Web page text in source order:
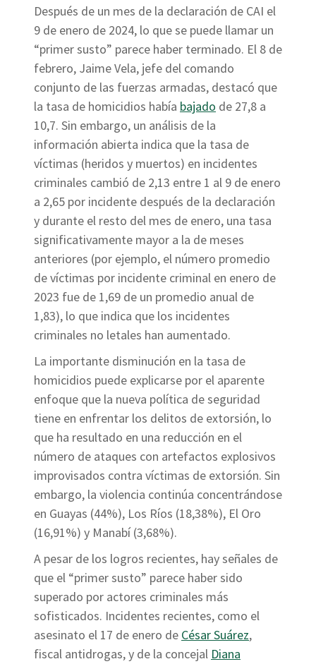
Después de un mes de la declaración de CAI el
9 de enero de 2024, lo que se puede llamar un
“primer susto” parece haber terminado. El 8 de
febrero, Jaime Vela, jefe del comando
conjunto de las fuerzas armadas, destacó que
la tasa de homicidios había bajado de 27,8 a
10,7. Sin embargo, un análisis de la
información abierta indica que la tasa de
víctimas (heridos y muertos) en incidentes
criminales cambió de 2,13 entre 1 al 9 de enero
a 2,65 por incidente después de la declaración
y durante el resto del mes de enero, una tasa
significativamente mayor a la de meses
anteriores (por ejemplo, el número promedio
de víctimas por incidente criminal en enero de
2023 fue de 1,69 de un promedio anual de
1,83), lo que indica que los incidentes
criminales no letales han aumentado.
La importante disminución en la tasa de
homicidios puede explicarse por el aparente
enfoque que la nueva política de seguridad
tiene en enfrentar los delitos de extorsión, lo
que ha resultado en una reducción en el
número de ataques con artefactos explosivos
improvisados ​​contra víctimas de extorsión. Sin
embargo, la violencia continúa concentrándose
en Guayas (44%), Los Ríos (18,38%), El Oro
(16,91%) y Manabí (3,68%).
A pesar de los logros recientes, hay señales de
que el “primer susto” parece haber sido
superado por actores criminales más
sofisticados. Incidentes recientes, como el
asesinato el 17 de enero de César Suárez,
fiscal antidrogas, y de la concejal Diana